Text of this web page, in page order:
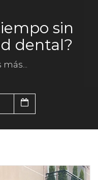
sin
dental?